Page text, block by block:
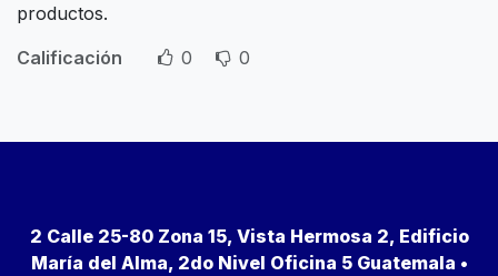
productos.
Calificación
0 0
2 Calle 25-80 Zona 15, Vista Hermosa 2, Edificio
María del Alma, 2do Nivel Oficina 5 Guatemala •